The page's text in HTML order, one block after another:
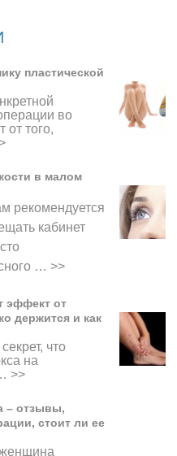
пластической
во
от того,
в малом
рекомендуется
кабинет
… >>
эффект от
держится и как
что
на
>>
– отзывы,
стоит ли ее